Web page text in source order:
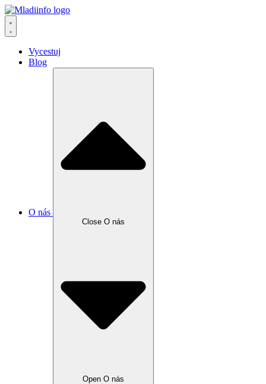
Vycestuj
Blog
O nás
Close O nás
Open O nás